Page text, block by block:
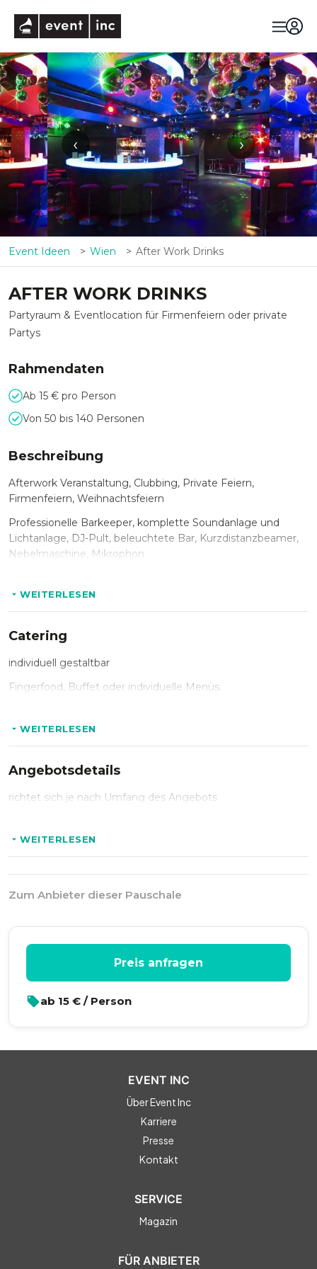
‹ ›
Event Ideen Wien After Work Drinks
AFTER WORK DRINKS
Partyraum & Eventlocation für Firmenfeiern oder private
Partys
Rahmendaten
Ab 15 € pro Person
Von 50 bis 140 Personen
Beschreibung
Afterwork Veranstaltung, Clubbing, Private Feiern,
Firmenfeiern, Weihnachtsfeiern
Professionelle Barkeeper, komplette Soundanlage und
Lichtanlage, DJ-Pult, beleuchtete Bar, Kurzdistanzbeamer,
Nebelmaschine, Mikrophon
WEITERLESEN
Catering
individuell gestaltbar
Fingerfood, Buffet oder individuelle Menüs.
WEITERLESEN
Angebotsdetails
richtet sich je nach Umfang des Angebots
WEITERLESEN
Zum Anbieter dieser Pauschale
Preis anfragen
ab 15 € / Person
EVENT INC
Über Event Inc
Karriere
Presse
Kontakt
SERVICE
Magazin
FÜR ANBIETER